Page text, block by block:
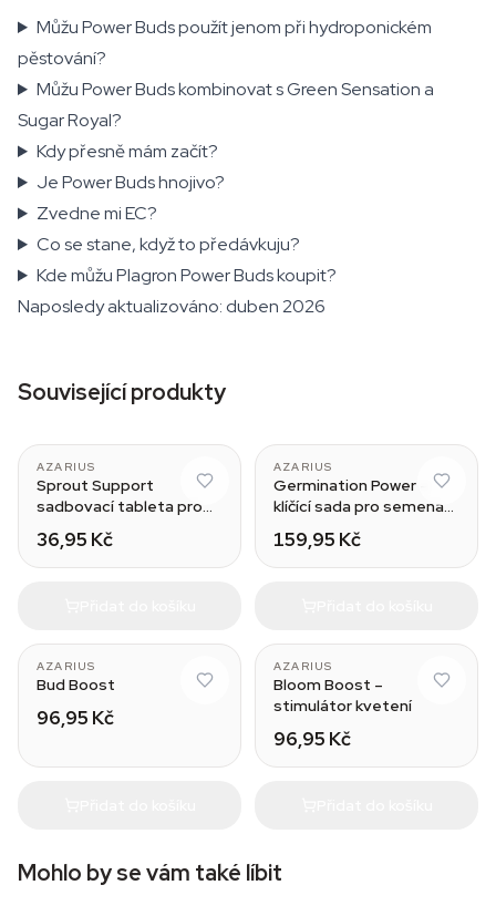
Můžu Power Buds použít jenom při hydroponickém
pěstování?
Můžu Power Buds kombinovat s Green Sensation a
Sugar Royal?
Kdy přesně mám začít?
Je Power Buds hnojivo?
Zvedne mi EC?
Co se stane, když to předávkuju?
Kde můžu Plagron Power Buds koupit?
Naposledy aktualizováno: duben 2026
Související produkty
AZARIUS
Sprout Support
sadbovací tableta pro
36,95 Kč
AZARIUS
Germination Power –
klíčící sada pro semena
159,95 Kč
AZARIUS
Bud Boost
96,95 Kč
AZARIUS
Bloom Boost –
stimulátor kvetení
96,95 Kč
Mohlo by se vám také líbit